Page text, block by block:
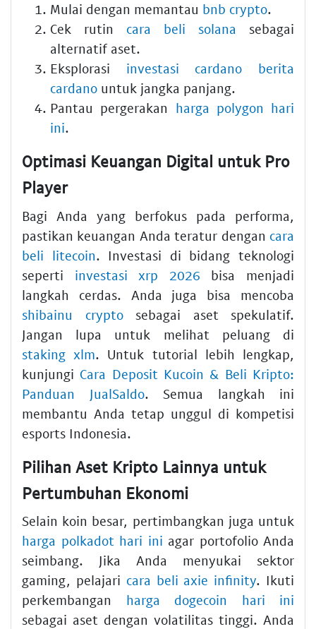
Mulai dengan memantau bnb crypto.
Cek rutin cara beli solana sebagai
alternatif aset.
Eksplorasi investasi cardano berita
cardano untuk jangka panjang.
Pantau pergerakan harga polygon hari
ini.
Optimasi Keuangan Digital untuk Pro
Player
Bagi Anda yang berfokus pada performa,
pastikan keuangan Anda teratur dengan cara
beli litecoin. Investasi di bidang teknologi
seperti investasi xrp 2026 bisa menjadi
langkah cerdas. Anda juga bisa mencoba
shibainu cryptosebagai aset spekulatif.
Jangan lupa untuk melihat peluang di
staking xlm. Untuk tutorial lebih lengkap,
kunjungi Cara Deposit Kucoin & Beli Kripto:
Panduan JualSaldo. Semua langkah ini
membantu Anda tetap unggul di kompetisi
esports Indonesia.
Pilihan Aset Kripto Lainnya untuk
Pertumbuhan Ekonomi
Selain koin besar, pertimbangkan juga untuk
harga polkadot hari ini agar portofolio Anda
seimbang. Jika Anda menyukai sektor
gaming, pelajari cara beli axie infinity. Ikuti
perkembangan harga dogecoin hari ini
sebagai aset dengan volatilitas tinggi. Anda